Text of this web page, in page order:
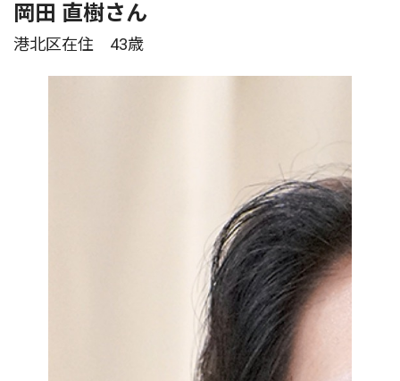
岡田 直樹さん
港北区在住 43歳